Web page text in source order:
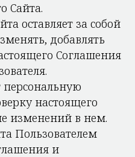
Сайта.
оставляет за собой
добавлять
Соглашения
персональную
настоящего
изменений в нем.
Пользователем
и